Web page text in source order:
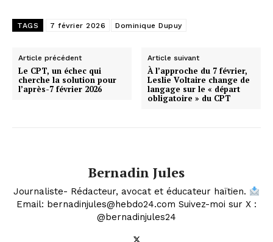
TAGS 7 février 2026 Dominique Dupuy
Article précédent
Le CPT, un échec qui
cherche la solution pour
l’après-7 février 2026
Article suivant
À l’approche du 7 février,
Leslie Voltaire change de
langage sur le « départ
obligatoire » du CPT
Bernadin Jules
Journaliste- Rédacteur, avocat et éducateur haïtien.
Email: bernadinjules@hebdo24.com Suivez-moi sur X :
@bernadinjules24